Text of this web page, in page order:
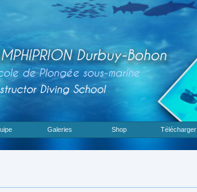
Galeries Shop Télécharger